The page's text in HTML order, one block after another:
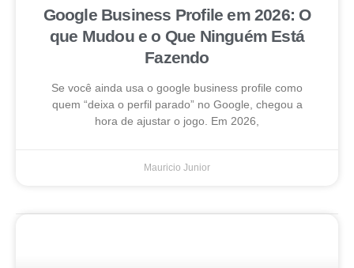
Google Business Profile em 2026: O
que Mudou e o Que Ninguém Está
Fazendo
Se você ainda usa o google business profile como
quem “deixa o perfil parado” no Google, chegou a
hora de ajustar o jogo. Em 2026,
Mauricio Junior